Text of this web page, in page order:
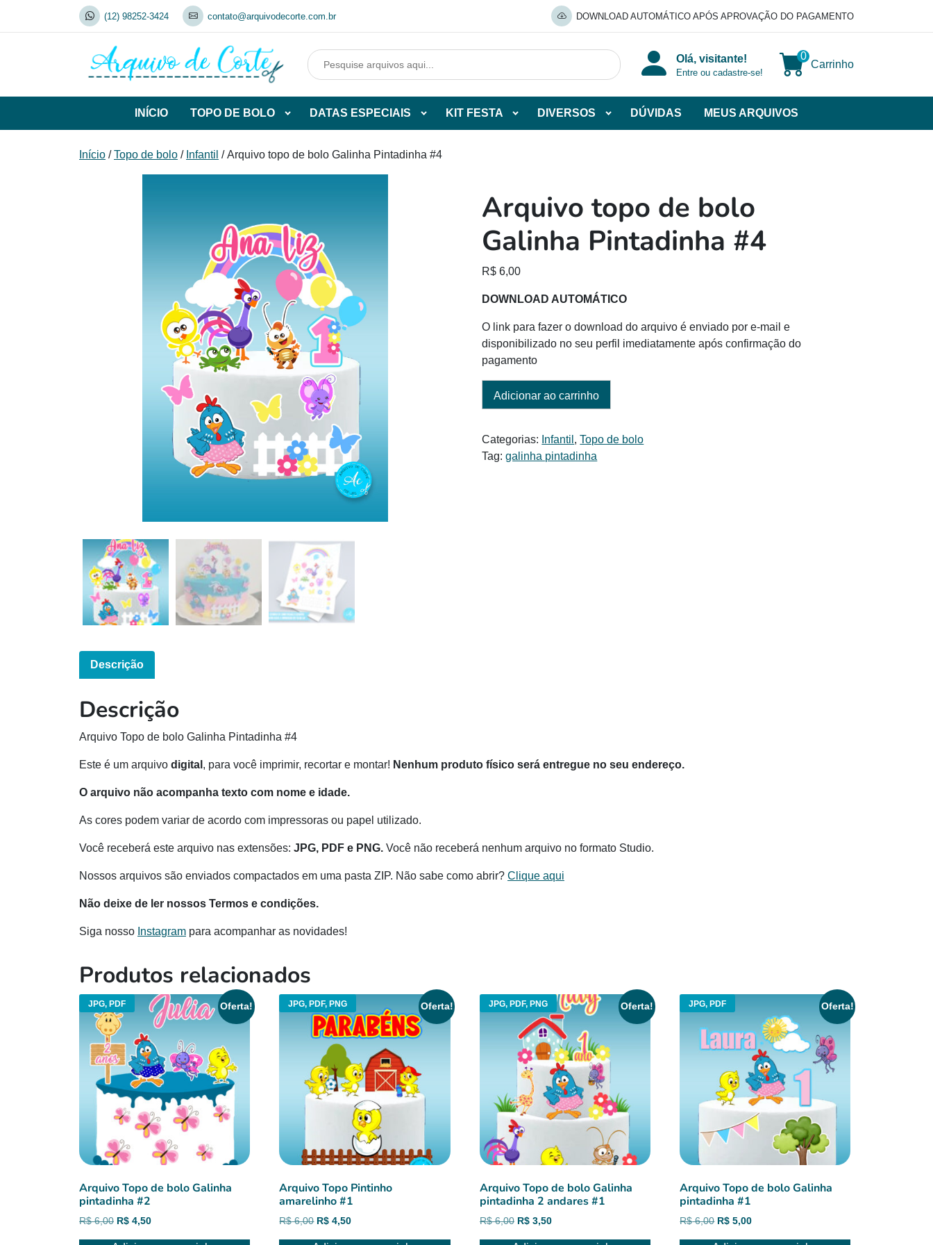
(12) 98252-3424 contato@arquivodecorte.com.br DOWNLOAD AUTOMÁTICO APÓS APROVAÇÃO DO PAGAMENTO
Olá, visitante!
Entre ou cadastre-se!
0
Carrinho
INÍCIO TOPO DE BOLO
de
DATAS ESPECIAIS
de
KIT FESTA DIVERSOS DÚVIDAS MEUS ARQUIVOS
Início /Topo de bolo / Infantil / Arquivo topo de bolo Galinha Pintadinha #4
Arquivo topo de bolo
Galinha Pintadinha #4
R$ 6,00
DOWNLOAD AUTOMÁTICO
O link para fazer o download do arquivo é enviado por e-mail e
disponibilizado no seu perfil imediatamente após confirmação do
pagamento
Adicionar ao carrinho
Categorias: Infantil ,Topo de bolo
Tag:galinha pintadinha
Descrição
Descrição
Arquivo Topo de bolo Galinha Pintadinha #4
Este é um arquivo digital , para você imprimir, recortar e montar! Nenhum produto físico será entregue no seu endereço.
O arquivo não acompanha texto com nome e idade.
As cores podem variar de acordo com impressoras ou papel utilizado.
Você receberá este arquivo nas extensões: JPG, PDF e PNG. Você não receberá nenhum arquivo no formato Studio.
Nossos arquivos são enviados compactados em uma pasta ZIP. Não sabe como abrir? Clique aqui
Não deixe de ler nossos Termos e condições.
Siga nosso Instagram para acompanhar as novidades!
Produtos relacionados
JPG, PDF Oferta!
Arquivo Topo de bolo Galinha
pintadinha #2
R$6,00 O
R$ 4,50O
JPG, PDF, PNG Oferta!
Arquivo Topo Pintinho
amarelinho #1
R$6,00 O
R$ 4,50O
JPG, PDF, PNG Oferta!
Arquivo Topo de bolo Galinha
pintadinha 2 andares #1
R$6,00 O
R$3,50O
JPG, PDF Oferta!
Arquivo Topo de bolo Galinha
pintadinha #1
R$6,00 O
R$ 5,00O